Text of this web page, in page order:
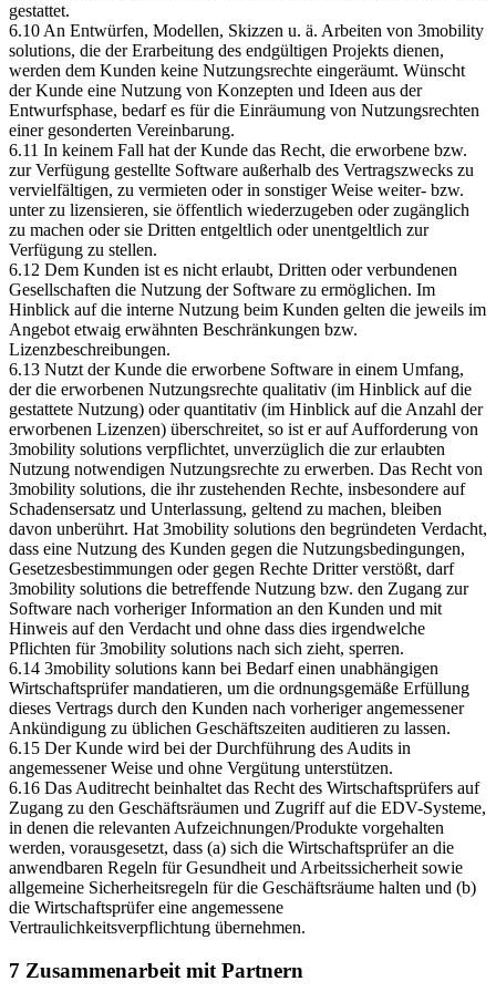
gestattet.
6.10 An Entwürfen, Modellen, Skizzen u. ä. Arbeiten von 3mobility
solutions, die der Erarbeitung des endgültigen Projekts dienen,
werden dem Kunden keine Nutzungsrechte eingeräumt. Wünscht
der Kunde eine Nutzung von Konzepten und Ideen aus der
Entwurfsphase, bedarf es für die Einräumung von Nutzungsrechten
einer gesonderten Vereinbarung.
6.11 In keinem Fall hat der Kunde das Recht, die erworbene bzw.
zur Verfügung gestellte Software außerhalb des Vertragszwecks zu
vervielfältigen, zu vermieten oder in sonstiger Weise weiter- bzw.
unter zu lizensieren, sie öffentlich wiederzugeben oder zugänglich
zu machen oder sie Dritten entgeltlich oder unentgeltlich zur
Verfügung zu stellen.
6.12 Dem Kunden ist es nicht erlaubt, Dritten oder verbundenen
Gesellschaften die Nutzung der Software zu ermöglichen. Im
Hinblick auf die interne Nutzung beim Kunden gelten die jeweils im
Angebot etwaig erwähnten Beschränkungen bzw.
Lizenzbeschreibungen.
6.13 Nutzt der Kunde die erworbene Software in einem Umfang,
der die erworbenen Nutzungsrechte qualitativ (im Hinblick auf die
gestattete Nutzung) oder quantitativ (im Hinblick auf die Anzahl der
erworbenen Lizenzen) überschreitet, so ist er auf Aufforderung von
3mobility solutions verpflichtet, unverzüglich die zur erlaubten
Nutzung notwendigen Nutzungsrechte zu erwerben. Das Recht von
3mobility solutions, die ihr zustehenden Rechte, insbesondere auf
Schadensersatz und Unterlassung, geltend zu machen, bleiben
davon unberührt. Hat 3mobility solutions den begründeten Verdacht,
dass eine Nutzung des Kunden gegen die Nutzungsbedingungen,
Gesetzesbestimmungen oder gegen Rechte Dritter verstößt, darf
3mobility solutions die betreffende Nutzung bzw. den Zugang zur
Software nach vorheriger Information an den Kunden und mit
Hinweis auf den Verdacht und ohne dass dies irgendwelche
Pflichten für 3mobility solutions nach sich zieht, sperren.
6.14 3mobility solutions kann bei Bedarf einen unabhängigen
Wirtschaftsprüfer mandatieren, um die ordnungsgemäße Erfüllung
dieses Vertrags durch den Kunden nach vorheriger angemessener
Ankündigung zu üblichen Geschäftszeiten auditieren zu lassen.
6.15 Der Kunde wird bei der Durchführung des Audits in
angemessener Weise und ohne Vergütung unterstützen.
6.16 Das Auditrecht beinhaltet das Recht des Wirtschaftsprüfers auf
Zugang zu den Geschäftsräumen und Zugriff auf die EDV-Systeme,
in denen die relevanten Aufzeichnungen/Produkte vorgehalten
werden, vorausgesetzt, dass (a) sich die Wirtschaftsprüfer an die
anwendbaren Regeln für Gesundheit und Arbeitssicherheit sowie
allgemeine Sicherheitsregeln für die Geschäftsräume halten und (b)
die Wirtschaftsprüfer eine angemessene
Vertraulichkeitsverpflichtung übernehmen.
7 Zusammenarbeit mit Partnern